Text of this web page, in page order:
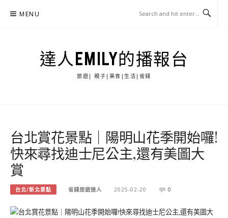
MENU
達人EMILY的播報台
旅遊| 親子|美食|生活|省錢
台北賞花景點｜陽明山花季開始囉!
快來尋找迪士尼公主,還有美圖大
賞
台北/新北景點 省錢旅遊達人 2025-02-20 0